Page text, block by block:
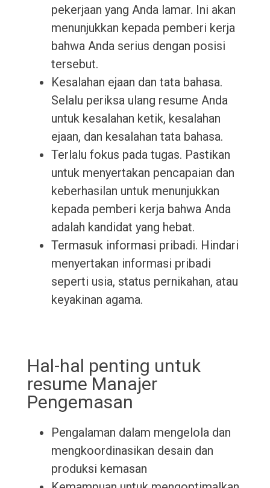
pekerjaan yang Anda lamar. Ini akan
menunjukkan kepada pemberi kerja
bahwa Anda serius dengan posisi
tersebut.
Kesalahan ejaan dan tata bahasa.
Selalu periksa ulang resume Anda
untuk kesalahan ketik, kesalahan
ejaan, dan kesalahan tata bahasa.
Terlalu fokus pada tugas. Pastikan
untuk menyertakan pencapaian dan
keberhasilan untuk menunjukkan
kepada pemberi kerja bahwa Anda
adalah kandidat yang hebat.
Termasuk informasi pribadi. Hindari
menyertakan informasi pribadi
seperti usia, status pernikahan, atau
keyakinan agama.
Hal-hal penting untuk
resume Manajer
Pengemasan
Pengalaman dalam mengelola dan
mengkoordinasikan desain dan
produksi kemasan